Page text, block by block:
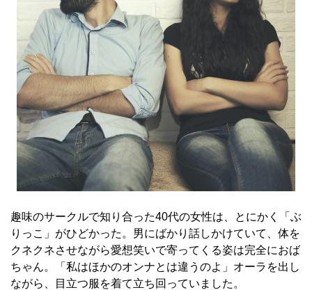
趣味のサークルで知り合った40代の女性は、とにかく「ぶ
りっこ」がひどかった。男にばかり話しかけていて、体を
クネクネさせながら愛想笑いで寄ってくる姿は完全におば
ちゃん。「私はほかのオンナとは違うのよ」オーラを出し
ながら、目立つ服を着て立ち回っていました。